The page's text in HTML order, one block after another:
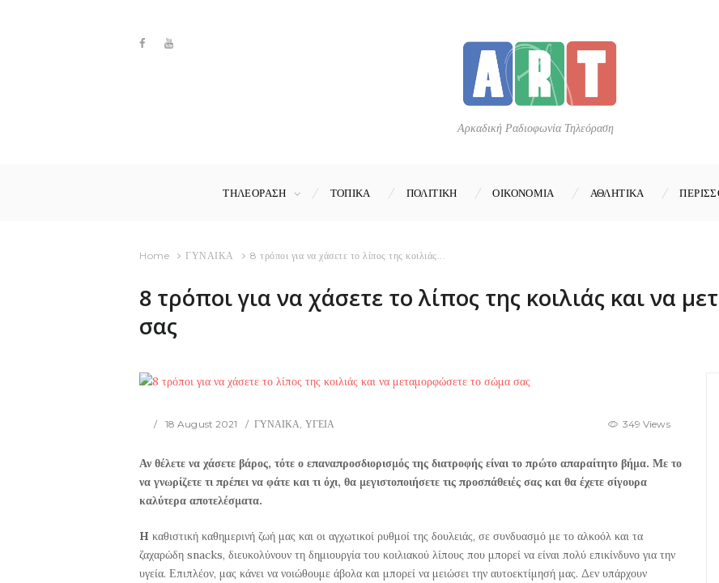
Αρκαδική Ραδιοφωνία Τηλεόραση
ΤΗΛΕΟΡΑΣΗ ΤΟΠΙΚΑ ΠΟΛΙΤΙΚΗ ΟΙΚΟΝΟΜΙΑ ΑΘΛΗΤΙΚΑ
Home ΓΥΝΑΙΚΑ 8 τρόποι για να χάσετε το λίπος της κοιλιάς...
8 τρόποι για να χάσετε το λίπος της κοιλιάς και να
σας
18 August 2021 ΓΥΝΑΙΚΑ, ΥΓΕΙΑ 349 Views
Αν θέλετε να χάσετε βάρος, τότε ο επαναπροσδιορισμός της διατροφής είναι το πρώτο απαραίτητο βήμα. Με το
να γνωρίζετε τι πρέπει να φάτε και τι όχι, θα μεγιστοποιήσετε τις προσπάθειές σας και θα έχετε σίγουρα
καλύτερα αποτελέσματα.
H καθιστική καθημερινή ζωή μας και οι αγχωτικοί ρυθμοί της δουλειάς, σε συνδυασμό με το αλκοόλ και τα
ζαχαρώδη snacks, διευκολύνουν τη δημιουργία του κοιλιακού λίπους που μπορεί να είναι πολύ επικίνδυνο για την
υγεία. Επιπλέον, μας κάνει να νοιώθουμε άβολα και μπορεί να μειώσει την αυτοεκτίμησή μας. Δεν υπάρχουν